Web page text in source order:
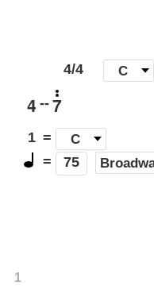
4/4 C ]
4 -- 7
1 =
C
=
75 (
1